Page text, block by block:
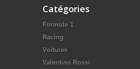
Catégories
Formule 1
Racing
Voitures
Valentino Rossi